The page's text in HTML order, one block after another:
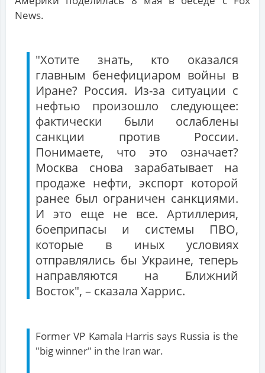
News.
"Хотите знать, кто оказался
главным бенефициаром войны в
Иране? Россия. Из-за ситуации с
нефтью произошло следующее:
фактически были ослаблены
санкции против России.
Понимаете, что это означает?
Москва снова зарабатывает на
продаже нефти, экспорт которой
ранее был ограничен санкциями.
И это еще не все. Артиллерия,
боеприпасы и системы ПВО,
которые в иных условиях
отправлялись бы Украине, теперь
направляются на Ближний
Восток", – сказала Харрис.
Former VP Kamala Harris says Russia is the
"big winner" in the Iran war.